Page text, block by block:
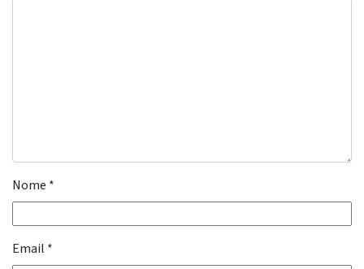
Nome *
Email *